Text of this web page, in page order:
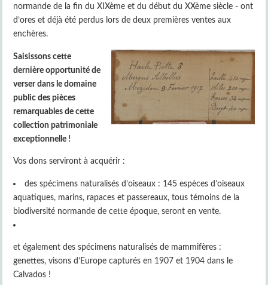
normande de la fin du XIXème et du début du XXème siècle - ont
d’ores et déjà été perdus lors de deux premières ventes aux
enchères.
Saisissons cette
dernière opportunité de
verser dans le domaine
public des pièces
remarquables de cette
collection patrimoniale
exceptionnelle !
Vos dons serviront à acquérir :
des spécimens naturalisés d’oiseaux : 145 espèces d’oiseaux
aquatiques, marins, rapaces et passereaux, tous témoins de la
biodiversité normande de cette époque, seront en vente.
et également des spécimens naturalisés de mammifères :
genettes, visons d’Europe capturés en 1907 et 1904 dans le
Calvados !